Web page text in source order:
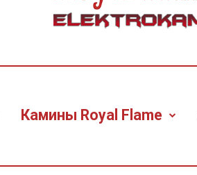
Камины Royal Flame